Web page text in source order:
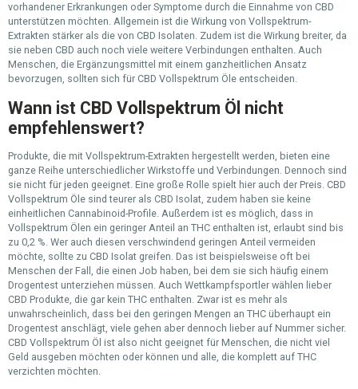
vorhandener Erkrankungen oder Symptome durch die Einnahme von CBD
unterstützen möchten. Allgemein ist die Wirkung von Vollspektrum-
Extrakten stärker als die von CBD Isolaten. Zudem ist die Wirkung breiter, da
sie neben CBD auch noch viele weitere Verbindungen enthalten. Auch
Menschen, die Ergänzungsmittel mit einem ganzheitlichen Ansatz
bevorzugen, sollten sich für CBD Vollspektrum Öle entscheiden.
Wann ist CBD Vollspektrum Öl nicht
empfehlenswert?
Produkte, die mit Vollspektrum-Extrakten hergestellt werden, bieten eine
ganze Reihe unterschiedlicher Wirkstoffe und Verbindungen. Dennoch sind
sie nicht für jeden geeignet. Eine große Rolle spielt hier auch der Preis. CBD
Vollspektrum Öle sind teurer als CBD Isolat, zudem haben sie keine
einheitlichen Cannabinoid-Profile. Außerdem ist es möglich, dass in
Vollspektrum Ölen ein geringer Anteil an THC enthalten ist, erlaubt sind bis
zu 0,2 %. Wer auch diesen verschwindend geringen Anteil vermeiden
möchte, sollte zu CBD Isolat greifen. Das ist beispielsweise oft bei
Menschen der Fall, die einen Job haben, bei dem sie sich häufig einem
Drogentest unterziehen müssen. Auch Wettkampfsportler wählen lieber
CBD Produkte, die gar kein THC enthalten. Zwar ist es mehr als
unwahrscheinlich, dass bei den geringen Mengen an THC überhaupt ein
Drogentest anschlägt, viele gehen aber dennoch lieber auf Nummer sicher.
CBD Vollspektrum Öl ist also nicht geeignet für Menschen, die nicht viel
Geld ausgeben möchten oder können und alle, die komplett auf THC
verzichten möchten.